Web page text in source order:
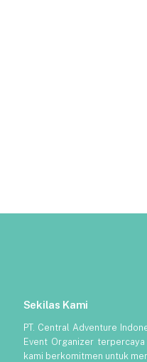
Sekilas Kami
PT. Central Adventure
Event Organizer
kami berkomitmen untuk